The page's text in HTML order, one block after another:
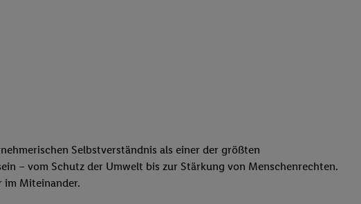
Selbstverständnis als einer der größten
– vom Schutz der Umwelt bis zur Stärkung von Menschenrechten.
im Miteinander.